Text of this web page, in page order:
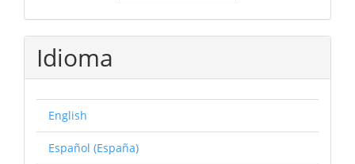
Idioma
English
Español (España)